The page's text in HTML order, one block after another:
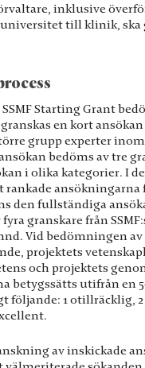
inklusive
till klinik, ska
Starting Grant
en kort
grupp experter
bedöms av tre
i olika kategorier. I
rankade ansökningarna
den fullständiga
granskare från
Vid bedömningen
projektets
och projektets
betygssätts utifrån en
följande: 1 otillräcklig, 2
av inskickade